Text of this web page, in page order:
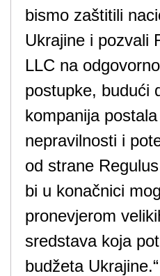
bismo zaštitili
Ukrajine i pozvali
LLC na
postupke, budući
kompanija
nepravilnosti i
od strane
bi u konačnici
pronevjerom
sredstava koja
budžeta Ukrajine.“